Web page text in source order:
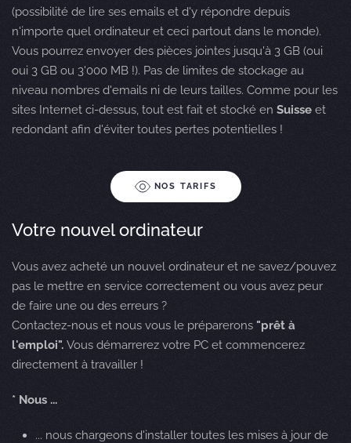
(possibilité de lire ses emails et d'y répondre depuis
n'importe quel ordinateur et ceci partout dans le monde).
Vous pourrez envoyer des pièces jointes jusqu'à 3 GB (oui
oui 3 GB ou 3'000 MB !). Pas de limites de stockage au
niveau nombres d'emails ni de leurs tailles. Comme pour les
sites Internet ci-dessus, tout est fait et stocké en Suisse et
redondant afin d'éviter toutes pertes potentielles !
NOS TARIFS
Votre nouvel ordinateur
Vous avez acheté un nouvel ordinateur et ne savez/pouvez
pas le mettre en service correctement ou vous avez peur
de faire une ou des erreurs ?
Contactez-nous et nous vous le préparerons "prêt à
l'emploi". Vous démarrerez votre PC et commencerez
directement à travailler !
* Nous ...
... nous chargeons d'installer toutes les mises à jour de